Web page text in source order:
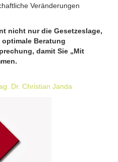
Veränderungen
nicht nur die Gesetzeslage,
Beratung
damit Sie „Mit
Dr. Christian Janda